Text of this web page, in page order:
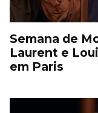
Semana de
Laurent e
em Paris